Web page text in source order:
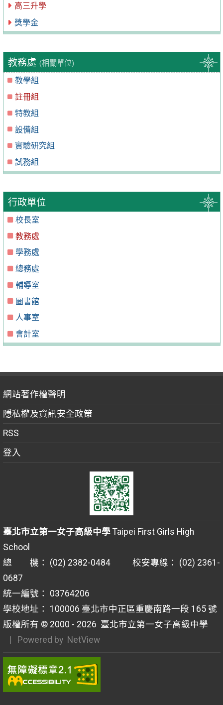
高三升學
獎學金
教務處 (相關單位)
教學組
註冊組
特教組
設備組
實驗研究組
試務組
行政單位
校長室
教務處
學務處
總務處
輔導室
圖書館
人事室
會計室
網站著作權聲明
隱私權及資訊安全政策
RSS
登入
臺北市立第一女子高級中學Taipei First Girls High
School
總 機： (02) 2382-0484 校安專線： (02) 2361-
0687
統一編號： 03764206
學校地址： 100006 臺北市中正區重慶南路一段 165 號
版權所有 © 2000 - 2026 臺北市立第一女子高級中學
| Powered by NetView